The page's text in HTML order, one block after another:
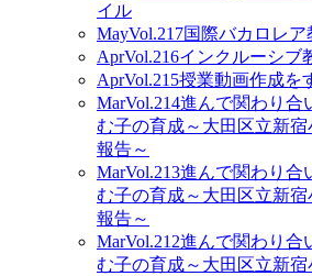
イル
MayVol.217国際バカロレ
AprVol.216インクルーシブ
AprVol.215授業動画作成を
MarVol.214進んで関わり合
む子の育成～大田区立新
報告～
MarVol.213進んで関わり合
む子の育成～大田区立新
報告～
MarVol.212進んで関わり合
む子の育成～大田区立新